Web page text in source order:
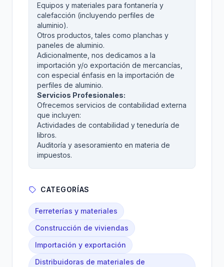
Equipos y materiales para fontanería y
calefacción (incluyendo perfiles de
aluminio).
Otros productos, tales como planchas y
paneles de aluminio.
Adicionalmente, nos dedicamos a la
importación y/o exportación de mercancías,
con especial énfasis en la importación de
perfiles de aluminio.
Servicios Profesionales:
Ofrecemos servicios de contabilidad externa
que incluyen:
Actividades de contabilidad y teneduría de
libros.
Auditoría y asesoramiento en materia de
impuestos.
CATEGORÍAS
Ferreterías y materiales
Construcción de viviendas
Importación y exportación
Distribuidoras de materiales de